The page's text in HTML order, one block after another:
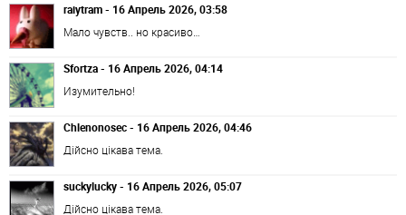
raiytram - 16 Апрель 2026, 03:58
Мало чувств.. но красиво…
Sfortza - 16 Апрель 2026, 04:14
Изумительно!
Chlenonosec - 16 Апрель 2026, 04:46
Дійсно цікава тема.
suckylucky - 16 Апрель 2026, 05:07
Дійсно цікава тема.